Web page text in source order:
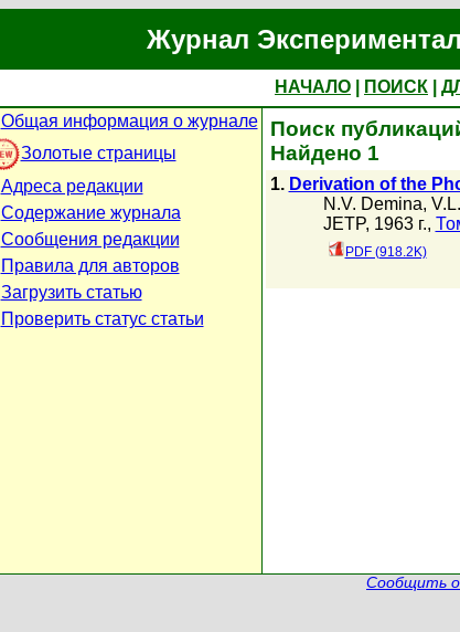
Журнал
НАЧАЛО ПОИСК
Общая информация о журнале
Золотые страницы
Адреса редакции
Содержание журнала
Сообщения редакции
Правила для авторов
Загрузить статью
Проверить статус статьи
Поиск
Найдено 1
1. Derivation of the
N.V. Demina,
JETP, 1963 г.,
PDF (918.2K)
Сообщить о